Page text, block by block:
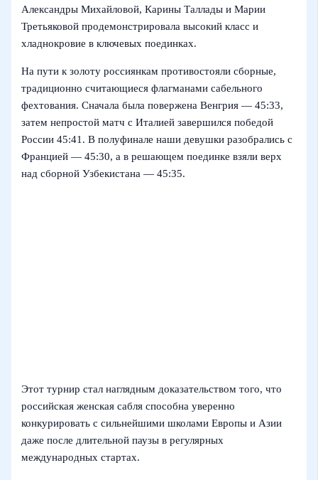
Александры Михайловой, Карины Таллады и Марии
Третьяковой продемонстрировала высокий класс и
хладнокровие в ключевых поединках.
На пути к золоту россиянкам противостояли сборные,
традиционно считающиеся флагманами сабельного
фехтования. Сначала была повержена Венгрия — 45:33,
затем непростой матч с Италией завершился победой
России 45:41. В полуфинале наши девушки разобрались с
Францией — 45:30, а в решающем поединке взяли верх
над сборной Узбекистана — 45:35.
Этот турнир стал наглядным доказательством того, что
российская женская сабля способна уверенно
конкурировать с сильнейшими школами Европы и Азии
даже после длительной паузы в регулярных
международных стартах.